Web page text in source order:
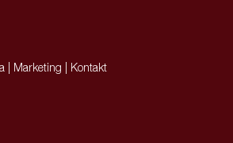
Marketing Kontakt